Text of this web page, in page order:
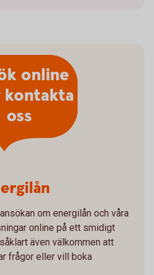
om energilån och våra
online på ett smidigt
även välkommen att
frågor eller vill boka
online
oss